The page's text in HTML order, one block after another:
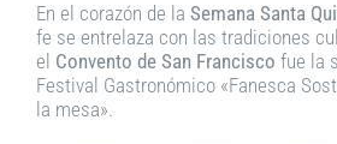
En el corazón de la Semana Santa
fe se entrelaza con las tradiciones
el Convento de San Francisco fue la
Festival Gastronómico «Fanesca
la mesa».